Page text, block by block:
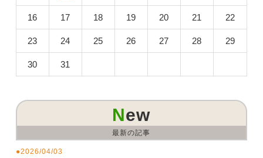
16 17 18 19 20 21 22
23 24 25 26 27 28 29
30 31
New
最新の記事
2026/04/03